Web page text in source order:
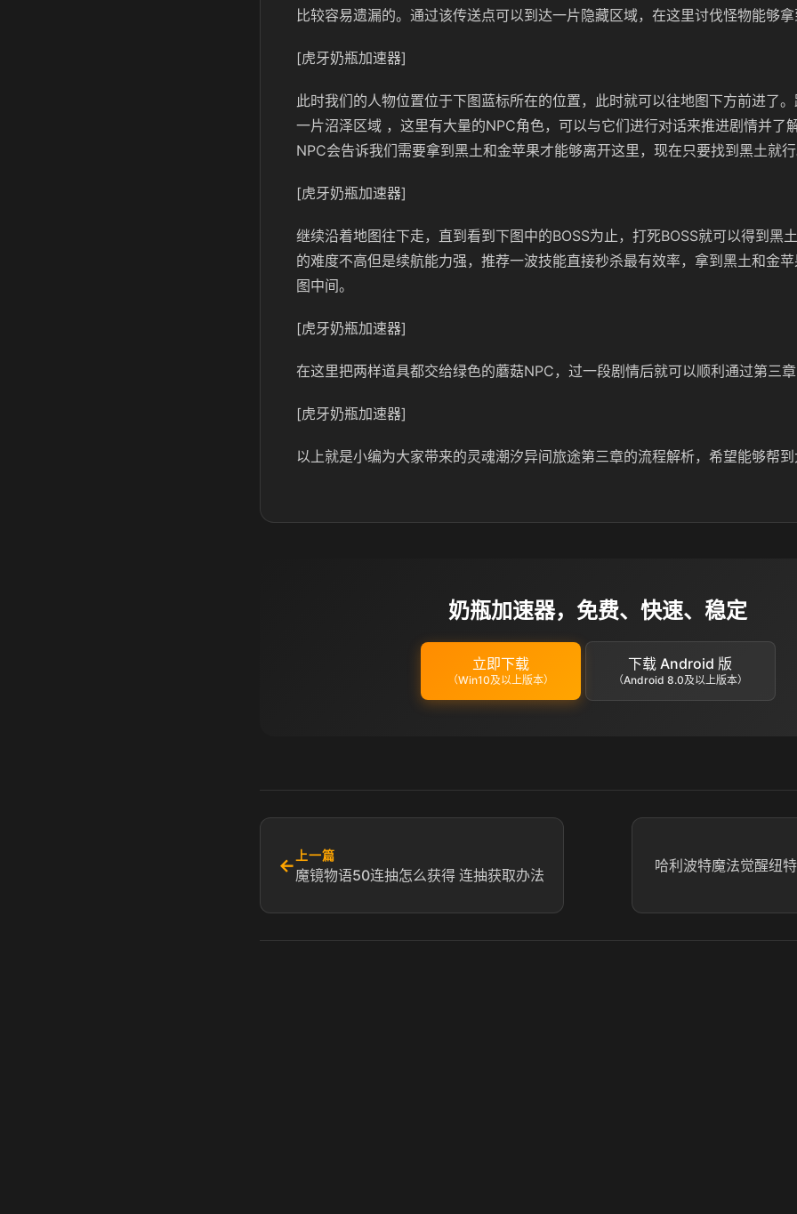
比较容易遗漏的。通过该传送点可以到达一片隐藏区域，在这里讨伐怪物能够
[虎牙奶瓶加速器]
此时我们的人物位置位于下图蓝标所在的位置，此时就可以往地图下方前进了
一片沼泽区域 ，这里有大量的NPC角色，可以与它们进行对话来推进剧情并了
NPC会告诉我们需要拿到黑土和金苹果才能够离开这里，现在只要找到黑土就
[虎牙奶瓶加速器]
继续沿着地图往下走，直到看到下图中的BOSS为止，打死BOSS就可以得到黑
的难度不高但是续航能力强，推荐一波技能直接秒杀最有效率，拿到黑土和金
图中间。
[虎牙奶瓶加速器]
在这里把两样道具都交给绿色的蘑菇NPC，过一段剧情后就可以顺利通过第三
[虎牙奶瓶加速器]
以上就是小编为大家带来的灵魂潮汐异间旅途第三章的流程解析，希望能够帮
奶瓶加速器，免费、快速、稳定
立即下载
（Win10及以上版本）
下载 Android 版
（Android 8.0及以上版本）
← 上一篇
魔镜物语50连抽怎么获得 连抽获取办法
哈利波特魔法觉醒纽